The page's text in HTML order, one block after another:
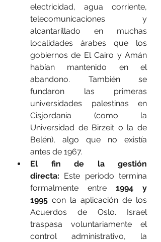
electricidad, agua corriente,
telecomunicaciones y
alcantarillado en muchas
localidades árabes que los
gobiernos de El Cairo y Amán
habían mantenido en el
abandono. También se
fundaron las primeras
universidades palestinas en
Cisjordania (como la
Universidad de Birzeit o la de
Belén), algo que no existía
antes de 1967.
El fin de la gestión
directa: Este periodo termina
formalmente entre 1994 y
1995 con la aplicación de los
Acuerdos de Oslo. Israel
traspasa voluntariamente el
control administrativo, la